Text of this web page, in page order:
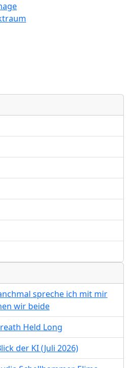
spreche ich mit mir
wir beide
Held Long
der KI (Juli 2026)